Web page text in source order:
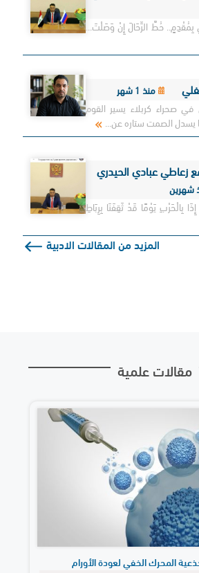
بِمُقْدِمٍ.. حُطَّ الرِّحَالَ إِنْ وَصَلْتَ...
منذ 1 شهر
صحراء كربلاء يسير القوم
يسدل الصمت ستاره عن...
زعاطي عبادي الحيدري
شهرين
بِالْحَرْبِ يَوْمًا قَدْ ثَقِفَنَا بِرِبَاطِ
المزيد من المقالات الادبية
مقالات علمية
المحرك الخفي لعودة الأورام